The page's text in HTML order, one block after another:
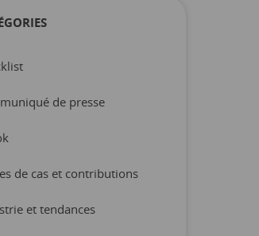
de presse
de cas et contributions
et tendances